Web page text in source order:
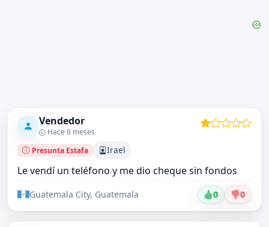
Vendedor
Hace 6 meses
Presunta Estafa
Irael
Le vendí un teléfono y me dio cheque sin fondos
Guatemala City, Guatemala 0 0